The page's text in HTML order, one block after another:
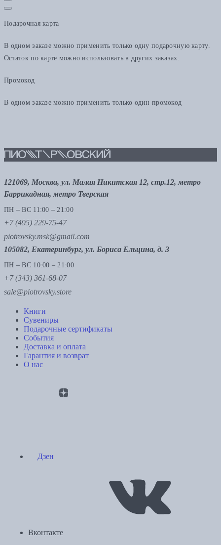
Подарочная карта
В одном заказе можно применить только одну подарочную карту.
Остаток по карте можно использовать в других заказах.
Промокод
В одном заказе можно применить только один промокод
121069, Москва, ул. Малая Никитская 12, стр.12, метро
Баррикадная, метро Тверская
ПН – ВС 11:00 – 21:00
+7 (495) 229-75-47
piotrovsky.msk@gmail.com
105082, Екатеринбург, ул. Бориса Ельцина, д. 3
ПН – ВС 10:00 – 21:00
+7 (343) 361-68-07
sale@piotrovsky.store
Книги
Сувениры
Подарочные сертификаты
События
Доставка и оплата
Гарантия и возврат
О нас
Дзен
Вконтакте